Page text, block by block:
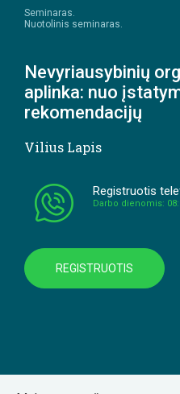
Seminaras.
Nuotolinis seminaras.
Nevyriausybinių
aplinka: nuo
rekomendacijų
Vilius Lapis
Registruotis
Darbo dienomis:
REGISTRUOTIS